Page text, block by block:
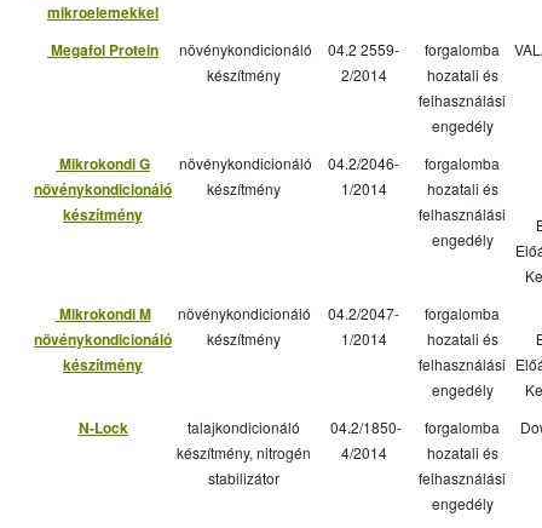
mikroelemekkel
Megafol Protein
növénykondicionáló
készítmény
04.2 2559-
2/2014
forgalomba
hozatali és
felhasználási
engedély
Mikrokondi G
növénykondicionáló
készítmény
növénykondicionáló
készítmény
04.2/2046-
1/2014
forgalomba
hozatali és
felhasználási
engedély
Mikrokondi M
növénykondicionáló
készítmény
növénykondicionáló
készítmény
04.2/2047-
1/2014
forgalomba
hozatali és
felhasználási
engedély
N-Lock
talajkondicionáló
készítmény, nitrogén
stabilizátor
04.2/1850-
4/2014
forgalomba
hozatali és
felhasználási
engedély